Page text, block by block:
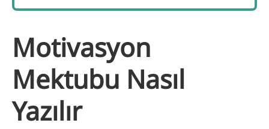
Motivasyon
Mektubu Nasıl
Yazılır